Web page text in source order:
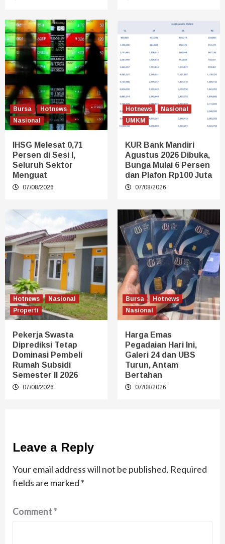
Bursa
Hotnews
Nasional
IHSG Melesat 0,71
Persen di Sesi I,
Seluruh Sektor
Menguat
07/08/2026
Hotnews
Nasional
UMKM
KUR Bank Mandiri
Agustus 2026 Dibuka,
Bunga Mulai 6 Persen
dan Plafon Rp100 Juta
07/08/2026
Hotnews
Nasional
Properti
Pekerja Swasta
Diprediksi Tetap
Dominasi Pembeli
Rumah Subsidi
Semester II 2026
07/08/2026
Bursa
Hotnews
Nasional
Harga Emas
Pegadaian Hari Ini,
Galeri 24 dan UBS
Turun, Antam
Bertahan
07/08/2026
Leave a Reply
Your email address will not be published. Required
fields are marked *
Comment*